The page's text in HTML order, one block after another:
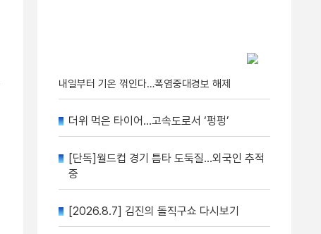
내일부터 기온 꺾인다…폭염중대경보 해제
더위 먹은 타이어…고속도로서 ‘펑펑’
[단독]월드컵 경기 틈타 도둑질…외국인 추적
중
[2026.8.7] 김진의 돌직구쇼 다시보기